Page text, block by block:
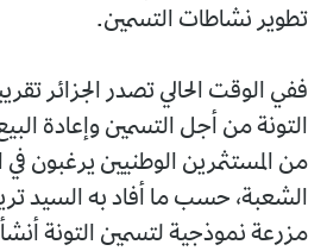
تطوير نشاطات التسمين.
ففي الوقت الحالي تصدر الجزائر
التونة من أجل التسمين وإعادة
من المستثمرين الوطنيين يرغبون في
الشعبة، حسب ما أفاد به السيد
مزرعة نموذجية لتسمين التونة